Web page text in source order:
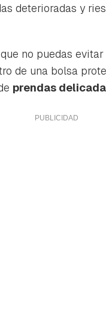
deterioradas y
no puedas
de una bolsa
prendas